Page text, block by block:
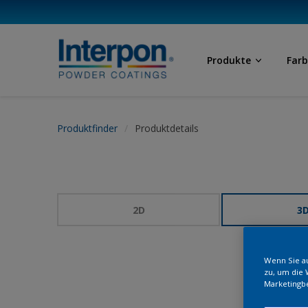
Produkte
Produktfinder Produktdetails
2D 3D
Wenn Sie
zu, um die